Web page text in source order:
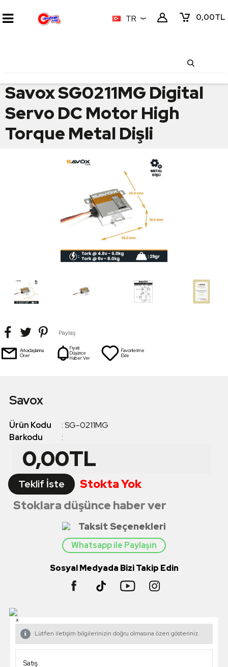
0,00TL
TR
Savox SG0211MG Digital
Servo DC Motor High
Torque Metal Dişli
Paylaş
Arkadaşlarına
Öner
Fiyatı
Düşünce
Haber Ver
Favorilerime
Ekle
Savox
Ürün Kodu :SG-0211MG
Barkodu
:
0,00TL
Teklif İste
Stokta Yok
Stoklara düşünce haber ver
Taksit Seçenekleri
Whatsapp ile Paylaşın
Sosyal Medyada Bizi Takip Edin
×
Lütfen iletişim bilgilerinizin doğru olmasına özen gösteriniz.